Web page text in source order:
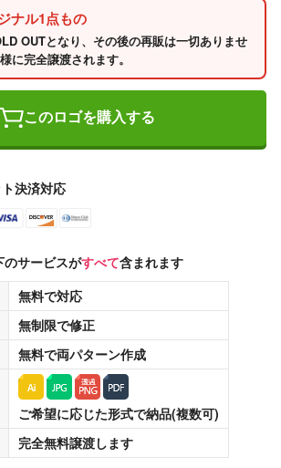
ナル1点もの
OUTとなり、その後の再販は一切ありませ
に完全譲渡されます。
このロゴを購入する
決済対応
のサービスがすべて含まれます
無料で対応
無制限で修正
無料で両パターン作成
ご希望に応じた形式で納品(複数可)
完全無料譲渡します